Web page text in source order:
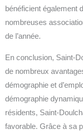
bénéficient également
nombreuses
de l’année.
En conclusion, Saint-
de nombreux
démographie et
démographie
résidents, Saint-
favorable. Grâce à sa